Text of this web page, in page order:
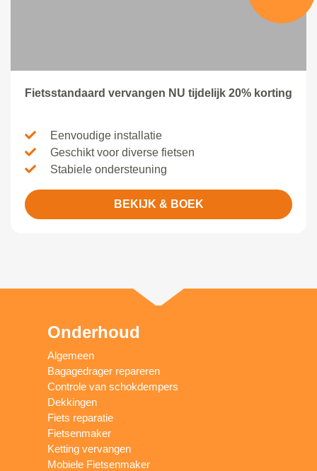
Fietsstandaard vervangen NU tijdelijk 20% korting
Eenvoudige installatie
Geschikt voor diverse fietsen
Stabiele ondersteuning
BEKIJK & BOEK
Onderhoud
Algemeen
Bagagedrager repareren
Controle van schokdempers
Dekkingen
Fiets reparatie
Fietsenmaker
Ketting vervangen
Mobiele Fietsenmaker